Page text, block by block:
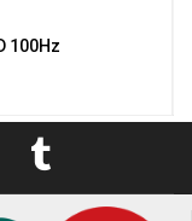
100Hz